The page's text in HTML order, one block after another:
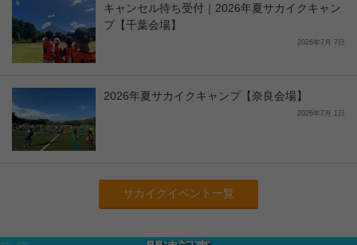
キャンセル待ち受付｜2026年夏サカイクキャン
プ【千葉会場】
2026年7月 7日
2026年夏サカイクキャンプ【奈良会場】
2026年7月 1日
サカイクイベント一覧